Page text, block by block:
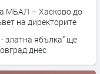
МБАЛ – Хасково до
на директорите
златна ябълка” ще
днес